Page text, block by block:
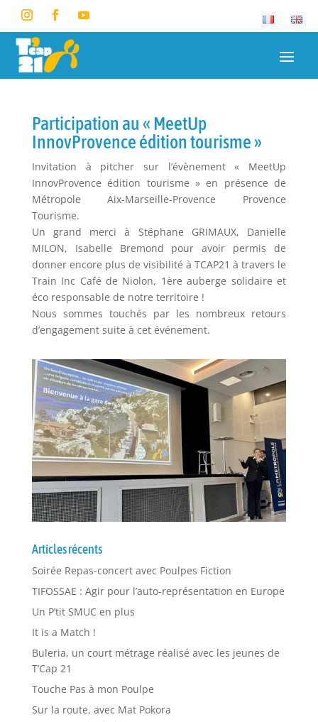
Participation au « MeetUp
InnovProvence édition tourisme »
Invitation à pitcher sur l’évènement « MeetUp
InnovProvence édition tourisme » en présence de
Métropole Aix-Marseille-Provence Provence
Tourisme.
Un grand merci à Stéphane GRIMAUX, Danielle
MILON, Isabelle Bremond pour avoir permis de
donner encore plus de visibilité à TCAP21 à travers le
Train Inc Café de Niolon, 1ère auberge solidaire et
éco responsable de notre territoire !
Nous sommes touchés par les nombreux retours
d’engagement suite à cet événement.
Articles récents
Soirée Repas-concert avec Poulpes Fiction
TIFOSSAE : Agir pour l’auto-représentation en Europe
Un P’tit SMUC en plus
It is a Match !
Buleria, un court métrage réalisé avec les jeunes de
T’Cap 21
Touche Pas à mon Poulpe
Sur la route, avec Mat Pokora